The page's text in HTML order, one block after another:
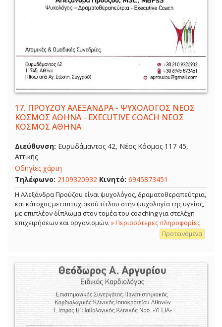
17. ΠΡΟΥΖΟΥ ΑΛΕΞΑΝΔΡΑ - ΨΥΧΟΛΟΓΟΣ ΝΕΟΣ
ΚΟΣΜΟΣ ΑΘΗΝΑ - EXECUTIVE COACH ΝΕΟΣ
ΚΟΣΜΟΣ ΑΘΗΝΑ
Διεύθυνση: Ευρυδάμαντος 42, Νέος Κόσμος 117 45,
Αττικής
Οδηγίες χάρτη
Τηλέφωνο: 2109320932 Κινητό: 6945873451
Η Αλεξάνδρα Προύζου είναι ψυχολόγος, δραματοθεραπεύτρια,
και κάτοχος μεταπτυχιακού τίτλου στην ψυχολογία της υγείας,
με επιπλέον δίπλωμα στον τομέα του coaching για στελέχη
επιχειρήσεων και οργανισμών. » Περισσότερες πληροφορίες
Προτεινόμενα